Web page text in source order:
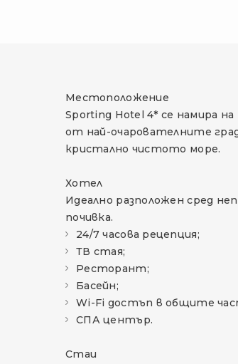
Местоположение
Sporting Hotel 4* се намира
от най-очарователните
кристално чистото море.
Хотел
Идеално разположен сред
почивка.
24/7 часова рецепция;
ТВ стая;
Ресторант;
Басейн;
Wi-Fi достъп в общите
СПА център.
Стаи